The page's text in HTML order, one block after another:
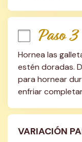
Paso 3
Hornea las
estén doradas.
para hornear
enfriar
VARIACIÓN